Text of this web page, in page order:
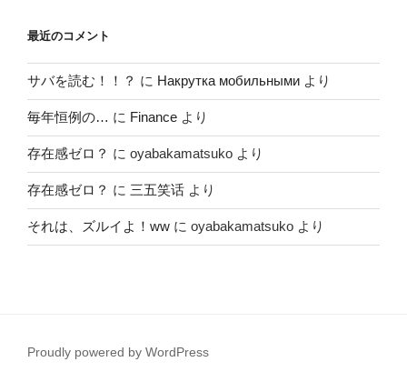
最近のコメント
サバを読む！！？ に Накрутка мобильными より
毎年恒例の… に Finance より
存在感ゼロ？ に oyabakamatsuko より
存在感ゼロ？ に 三五笑话 より
それは、ズルイよ！ww に oyabakamatsuko より
Proudly powered by WordPress